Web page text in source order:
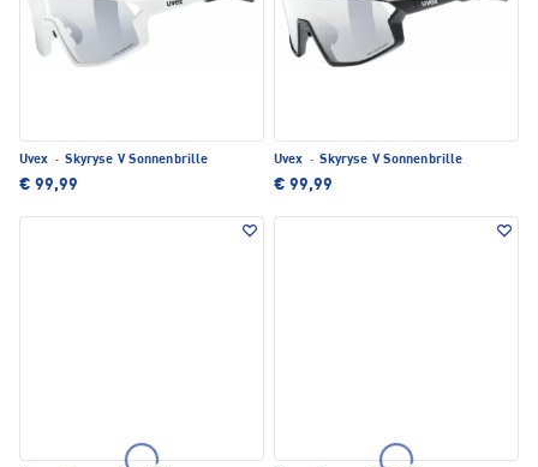
Uvex · Skyryse V Sonnenbrille
€ 99,99
Uvex · Skyryse V Sonnenbrille
€ 99,99